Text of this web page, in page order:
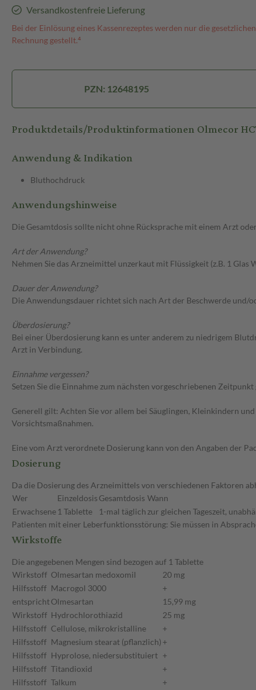
Versandkostenfreie Lieferung
Bei der Einlösung eines Kassenrezeptes werden nur die
Rechnung gestellt.⁴
PZN: 12648195
Produktdetails/Produktinformationen Olmecor
Anwendung & Indikation
Bluthochdruck
Anwendungshinweise
Die Gesamtdosis sollte nicht ohne Rücksprache mit einem Arzt
Art der Anwendung?
Nehmen Sie das Arzneimittel unzerkaut mit Flüssigkeit (z.B. 1 Glas
Dauer der Anwendung?
Die Anwendungsdauer richtet sich nach Art der Beschwerde
Überdosierung?
Bei einer Überdosierung kann es unter anderem zu niedrigem
Arzt in Verbindung.
Einnahme vergessen?
Setzen Sie die Einnahme zum nächsten vorgeschriebenen
Generell gilt: Achten Sie vor allem bei Säuglingen, Kleinkindern
Vorsichtsmaßnahmen.
Eine vom Arzt verordnete Dosierung kann von den Angaben der
Dosierung
Da die Dosierung des Arzneimittels von verschiedenen Faktoren
Wer
Einzeldosis Gesamtdosis Wann
Erwachsene 1 Tablette 1-mal täglich zur gleichen Tageszeit,
Patienten mit einer Leberfunktionsstörung: Sie müssen in
Wirkstoffe
Die angegebenen Mengen sind bezogen auf 1 Tablette
Wirkstoff Olmesartan medoxomil
20 mg
Hilfsstoff Macrogol 3000
+
entsprichtOlmesartan
15,99 mg
Wirkstoff Hydrochlorothiazid
25 mg
Hilfsstoff Cellulose, mikrokristalline
+
Hilfsstoff Magnesium stearat (pflanzlich) +
Hilfsstoff Hyprolose, niedersubstituiert +
Hilfsstoff Titandioxid
+
Hilfsstoff Talkum
+